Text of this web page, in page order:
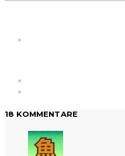
18 KOMMENTARE